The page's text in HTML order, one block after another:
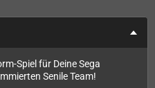
Spiel für Deine Sega
Senile Team!